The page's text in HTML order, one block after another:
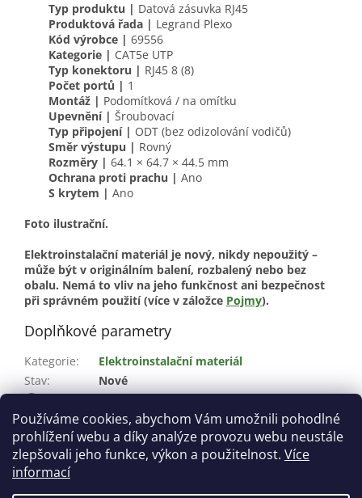
Používáme cookies, abychom Vám umožnili pohodlné
prohlížení webu a díky analýze provozu webu neustále
zlepšovali jeho funkce, výkon a použitelnost. Více
informací
Typ produktu | Datová zásuvka RJ45
Produktová řada | Legrand Plexo
Kód výrobce | 69556
Kategorie | CAT5e UTP
Typ konektoru | RJ45 8 (8)
Počet portů | 1
Montáž | Podomítková / na omítku
Upevnění | Šroubovací
Typ připojení | ODT (bez odizolování vodičů)
Směr výstupu | Rovný
Rozměry | 64.1 × 64.7 × 44.5 mm
Ochrana proti prachu | Ano
S krytem | Ano
Foto ilustrační.
Elektroinstalační materiál je nový, nikdy nepoužitý –
může být v originálním balení, rozbalený nebo bez
obalu. Nemá to vliv na jeho funkčnost ani bezpečnost
při správném použití (více v záložce Pojmy).
Doplňkové parametry
Kategorie:
Elektroinstalační materiál
Stav:
Nové
Barva:
Šedá
Krytí: IP 55